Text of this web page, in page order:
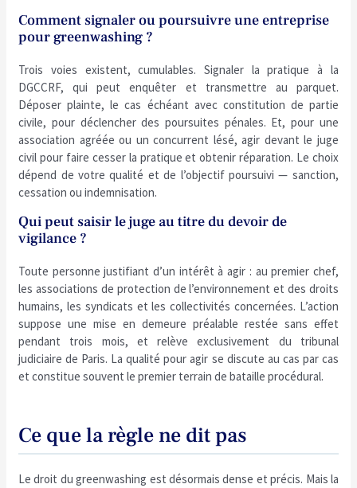
Comment signaler ou poursuivre une entreprise
pour greenwashing ?
Trois voies existent, cumulables. Signaler la pratique à la
DGCCRF, qui peut enquêter et transmettre au parquet.
Déposer plainte, le cas échéant avec constitution de partie
civile, pour déclencher des poursuites pénales. Et, pour une
association agréée ou un concurrent lésé, agir devant le juge
civil pour faire cesser la pratique et obtenir réparation. Le choix
dépend de votre qualité et de l’objectif poursuivi — sanction,
cessation ou indemnisation.
Qui peut saisir le juge au titre du devoir de
vigilance ?
Toute personne justifiant d’un intérêt à agir : au premier chef,
les associations de protection de l’environnement et des droits
humains, les syndicats et les collectivités concernées. L’action
suppose une mise en demeure préalable restée sans effet
pendant trois mois, et relève exclusivement du tribunal
judiciaire de Paris. La qualité pour agir se discute au cas par cas
et constitue souvent le premier terrain de bataille procédural.
Ce que la règle ne dit pas
Le droit du greenwashing est désormais dense et précis. Mais la